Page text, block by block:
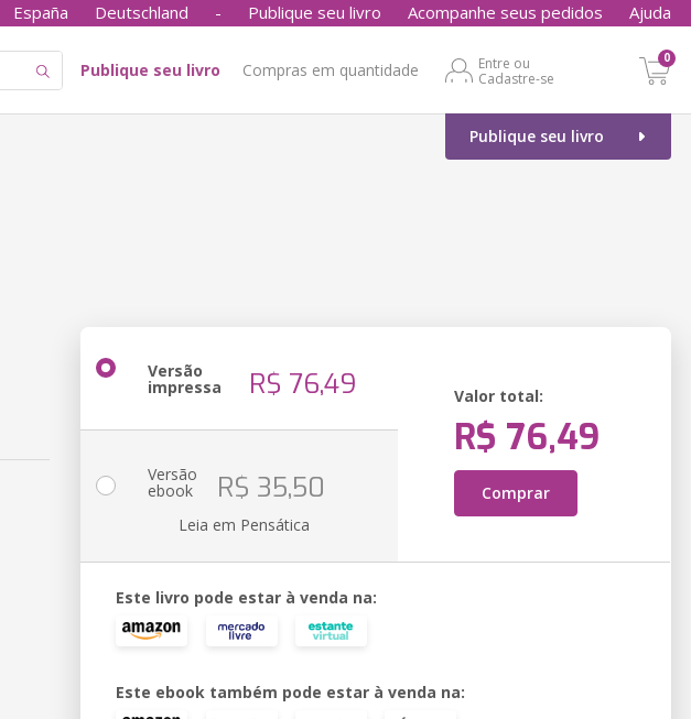
España Deutschland - Publique seu livro Acompanhe seus pedidos Ajuda
Publique seu livro Compras em quantidade
Entre ou
Cadastre-se
0
Publique seu livro
Versão
impressa R$ 76,49 Valor total:
R$ 76,49
Comprar
Versão
ebook R$ 35,50
Leia em Pensática
Este livro pode estar à venda na:
Este ebook também pode estar à venda na: